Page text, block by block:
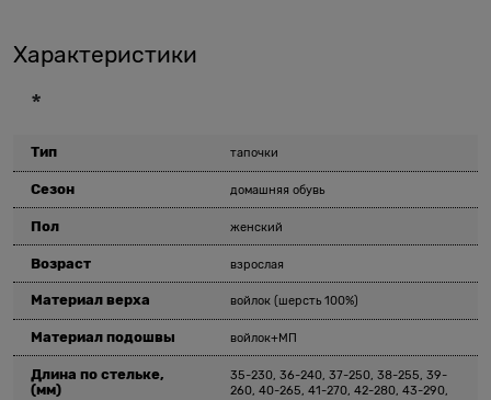
Характеристики
*
Тип тапочки
Сезон домашняя обувь
Пол женский
Возраст взрослая
Материал верха войлок (шерсть 100%)
Материал подошвы войлок+МП
Длина по стельке,
(мм)
35-230, 36-240, 37-250, 38-255, 39-
260, 40-265, 41-270, 42-280, 43-290,